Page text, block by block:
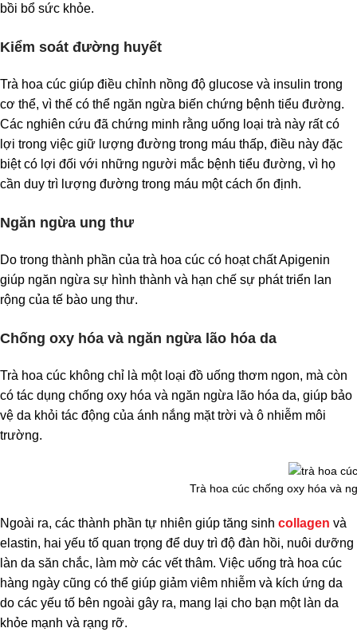
bồi bổ sức khỏe.
Kiểm soát đường huyết
Trà hoa cúc giúp điều chỉnh nồng độ glucose và insulin trong
cơ thể, vì thế có thể ngăn ngừa biến chứng bệnh tiểu đường.
Các nghiên cứu đã chứng minh rằng uống loại trà này rất có
lợi trong việc giữ lượng đường trong máu thấp, điều này đặc
biệt có lợi đối với những người mắc bệnh tiểu đường, vì họ
cần duy trì lượng đường trong máu một cách ổn định.
Ngăn ngừa ung thư
Do trong thành phần của trà hoa cúc có hoạt chất Apigenin
giúp ngăn ngừa sự hình thành và hạn chế sự phát triển lan
rộng của tế bào ung thư.
Chống oxy hóa và ngăn ngừa lão hóa da
Trà hoa cúc không chỉ là một loại đồ uống thơm ngon, mà còn
có tác dụng chống oxy hóa và ngăn ngừa lão hóa da, giúp bảo
vệ da khỏi tác động của ánh nắng mặt trời và ô nhiễm môi
trường.
Trà hoa cúc chống oxy hóa và
Ngoài ra, các thành phần tự nhiên giúp tăng sinh collagen và
elastin, hai yếu tố quan trọng để duy trì độ đàn hồi, nuôi dưỡng
làn da săn chắc, làm mờ các vết thâm. Việc uống trà hoa cúc
hàng ngày cũng có thể giúp giảm viêm nhiễm và kích ứng da
do các yếu tố bên ngoài gây ra, mang lại cho bạn một làn da
khỏe mạnh và rạng rỡ.